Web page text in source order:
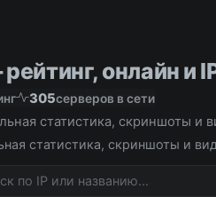
онлайн и
305серверов в сети
статистика, скриншоты и
статистика, скриншоты и